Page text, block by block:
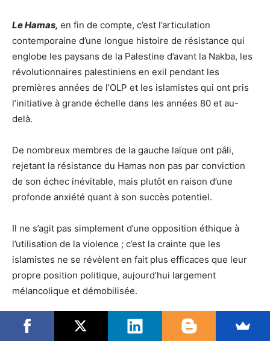
Le Hamas, en fin de compte, c’est l’articulation
contemporaine d’une longue histoire de résistance qui
englobe les paysans de la Palestine d’avant la Nakba, les
révolutionnaires palestiniens en exil pendant les
premières années de l’OLP et les islamistes qui ont pris
l’initiative à grande échelle dans les années 80 et au-
delà.
De nombreux membres de la gauche laïque ont pâli,
rejetant la résistance du Hamas non pas par conviction
de son échec inévitable, mais plutôt en raison d’une
profonde anxiété quant à son succès potentiel.
Il ne s’agit pas simplement d’une opposition éthique à
l’utilisation de la violence ; c’est la crainte que les
islamistes ne se révèlent en fait plus efficaces que leur
propre position politique, aujourd’hui largement
mélancolique et démobilisée.
Pendant ce temps, certaines factions au sein de l’élite
palestinienne considèrent Israël comme un phare de la